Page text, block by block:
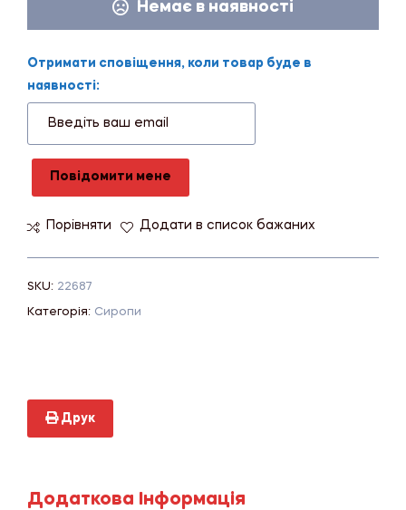
Немає в наявності
Отримати сповіщення, коли товар буде в
наявності:
Повідомити мене
Порівняти Додати в список бажаних
SKU: 22687
Категорія: Сиропи
Друк
Додаткова Інформація